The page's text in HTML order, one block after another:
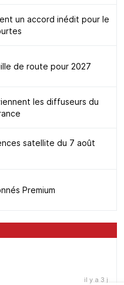
un accord inédit pour le
de route pour 2027
les diffuseurs du
satellite du 7 août
Premium
il y a 3 j